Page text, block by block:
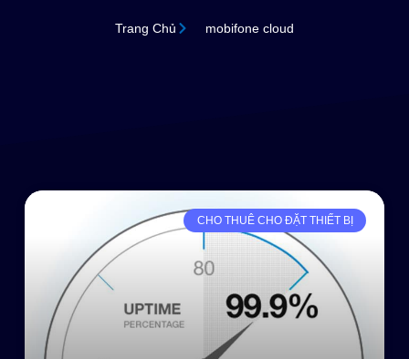
Trang Chủ mobifone cloud
CHO THUÊ CHO ĐẶT THIẾT BỊ